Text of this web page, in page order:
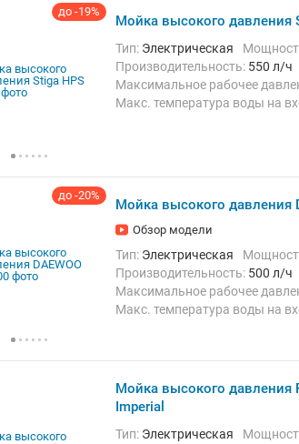
до -19%
Мойка высокого давления
Тип: Электрическая
Производительность: 550 л/ч
Максимальное рабочее
Макс. температура воды на
до -20%
Мойка высокого давления
Обзор модели
Тип: Электрическая
Производительность: 500 л/ч
Максимальное рабочее
Макс. температура воды на
Мойка высокого давления
Imperial
Тип: Электрическая